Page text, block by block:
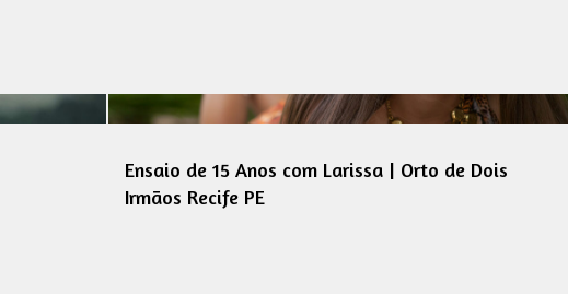
Ensaio de 15 Anos com Larissa | Orto de Dois
Irmãos Recife PE